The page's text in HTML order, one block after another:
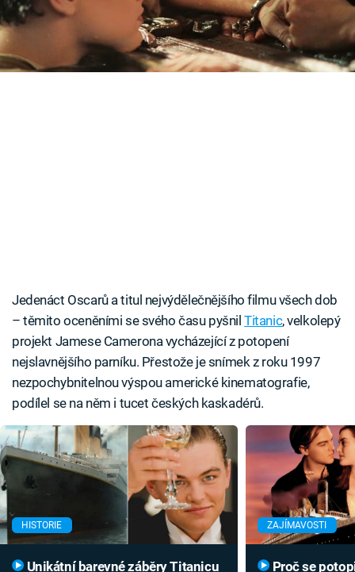
Časopis
Sledujte prima+
všeho, co do té doby viděli.
Jedenáct Oscarů a titul nejvýdělečnějšího filmu všech dob
– těmito oceněními se svého času pyšnilTitanic, velkolepý
projekt Jamese Camerona vycházející z potopení
nejslavnějšího parníku. Přestože je snímek z roku 1997
nezpochybnitelnou výspou americké kinematografie,
podílel se na něm i tucet českých kaskadérů.
HISTORIE ZAJÍMAVOSTI